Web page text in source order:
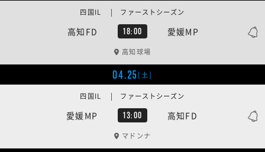
高知FD 18:00 愛媛MP
四国IL | ファーストシーズン
高知球場
04.25[土]
愛媛MP 13:00 高知FD
四国IL | ファーストシーズン
マドンナ